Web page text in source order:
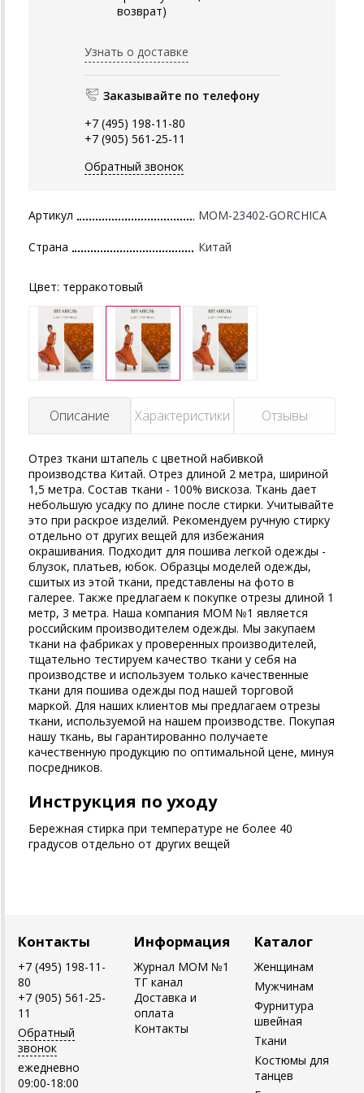
возврат)
Узнать о доставке
Заказывайте по телефону
+7 (495) 198-11-80
+7 (905) 561-25-11
Обратный звонок
Артикул MOM-23402-GORCHICA
Страна Китай
Цвет: терракотовый
Описание Характеристики Отзывы
Отрез ткани штапель с цветной набивкой
производства Китай. Отрез длиной 2 метра, шириной
1,5 метра. Состав ткани - 100% вискоза. Ткань дает
небольшую усадку по длине после стирки. Учитывайте
это при раскрое изделий. Рекомендуем ручную стирку
отдельно от других вещей для избежания
окрашивания. Подходит для пошива легкой одежды -
блузок, платьев, юбок. Образцы моделей одежды,
сшитых из этой ткани, представлены на фото в
галерее. Также предлагаем к покупке отрезы длиной 1
метр, 3 метра. Наша компания MOM №1 является
российским производителем одежды. Мы закупаем
ткани на фабриках у проверенных производителей,
тщательно тестируем качество ткани у себя на
производстве и используем только качественные
ткани для пошива одежды под нашей торговой
маркой. Для наших клиентов мы предлагаем отрезы
ткани, используемой на нашем производстве. Покупая
нашу ткань, вы гарантированно получаете
качественную продукцию по оптимальной цене, минуя
посредников.
Инструкция по уходу
Бережная стирка при температуре не более 40
градусов отдельно от других вещей
Контакты
+7 (495) 198-11-
80
+7 (905) 561-25-
11
Обратный
звонок
ежедневно
09:00-18:00
Информация
Журнал MOM №1
ТГ канал
Доставка и
оплата
Контакты
Каталог
Женщинам
Мужчинам
Фурнитура
швейная
Ткани
Костюмы для
танцев